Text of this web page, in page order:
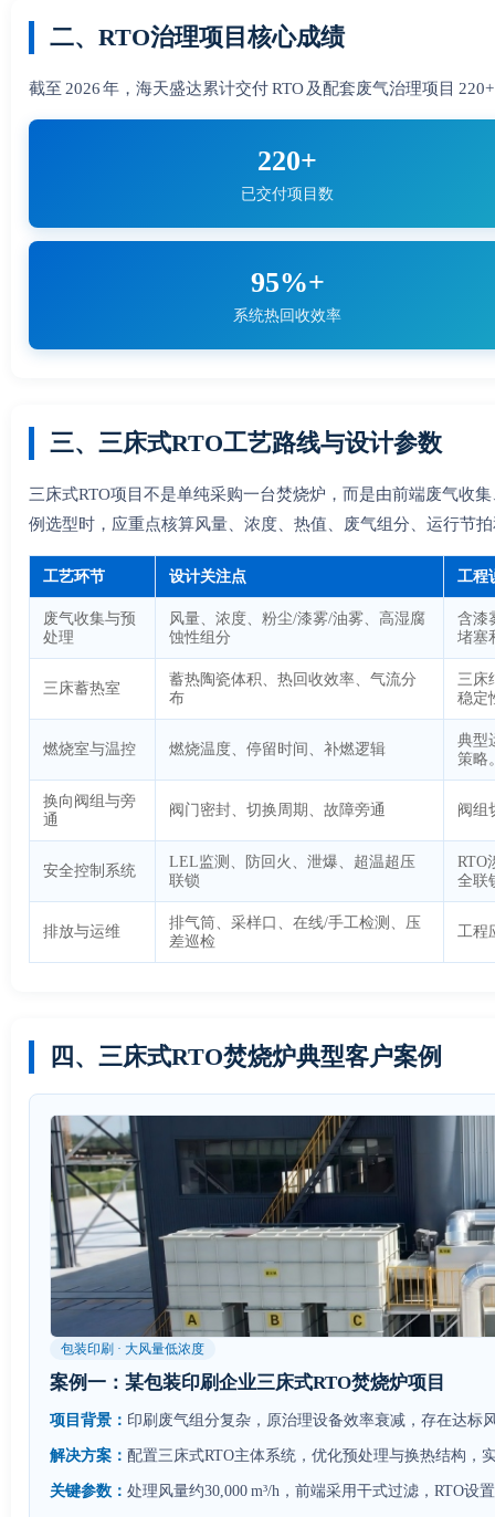
二、RTO治理项目核心成绩
截至 2026 年，海天盛达累计交付 RTO 及配套废气治理项目
220+
已交付项目数
95%+
系统热回收效率
三、三床式RTO工艺路线与设计参数
三床式RTO项目不是单纯采购一台焚烧炉，而是由前端废气收
例选型时，应重点核算风量、浓度、热值、废气组分、运行节
工艺环节 设计关注点 工程
废气收集与预
处理
风量、浓度、粉尘/漆雾/油雾、高湿腐
蚀性组分
含漆
堵塞
三床蓄热室
蓄热陶瓷体积、热回收效率、气流分
布
三床
稳定
燃烧室与温控 燃烧温度、停留时间、补燃逻辑
典型
策略
换向阀组与旁
通
阀门密封、切换周期、故障旁通 阀组
安全控制系统
LEL监测、防回火、泄爆、超温超压
联锁
RTO
全联
排放与运维
排气筒、采样口、在线/手工检测、压
差巡检
工程
四、三床式RTO焚烧炉典型客户案例
包装印刷 · 大风量低浓度
案例一：某包装印刷企业三床式RTO焚烧炉项目
项目背景： 印刷废气组分复杂，原治理设备效率衰减，存在达标
解决方案： 配置三床式RTO主体系统，优化预处理与换热结构，
关键参数： 处理风量约30,000 m³/h，前端采用干式过滤，RTO设